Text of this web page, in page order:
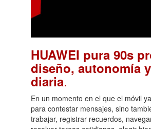
HUAWEI pura 90s
diseño, autonomía
diaria.
En un momento en el que el móvil
para contestar mensajes, sino
trabajar, registrar recuerdos,